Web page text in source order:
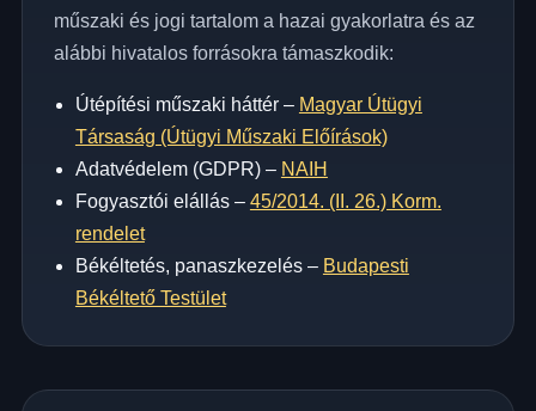
műszaki és jogi tartalom a hazai gyakorlatra és az
alábbi hivatalos forrásokra támaszkodik:
Útépítési műszaki háttér – Magyar Útügyi
Társaság (Útügyi Műszaki Előírások)
Adatvédelem (GDPR) – NAIH
Fogyasztói elállás – 45/2014. (II. 26.) Korm.
rendelet
Békéltetés, panaszkezelés – Budapesti
Békéltető Testület